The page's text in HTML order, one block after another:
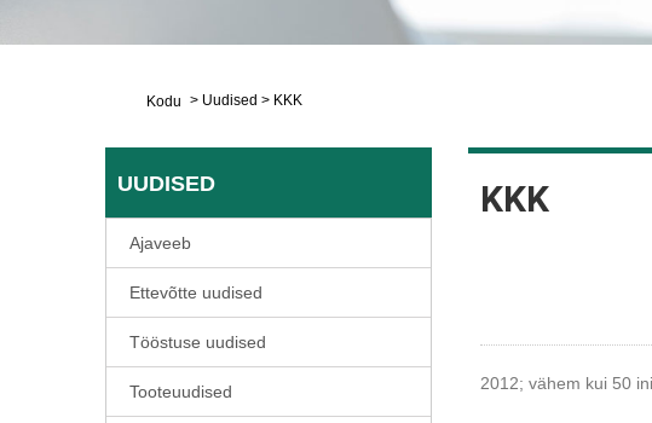
Kodu > Uudised > KKK
UUDISED
Ajaveeb
Ettevõtte uudised
Tööstuse uudised
Tooteuudised
KKK
2012; vähem kui 50